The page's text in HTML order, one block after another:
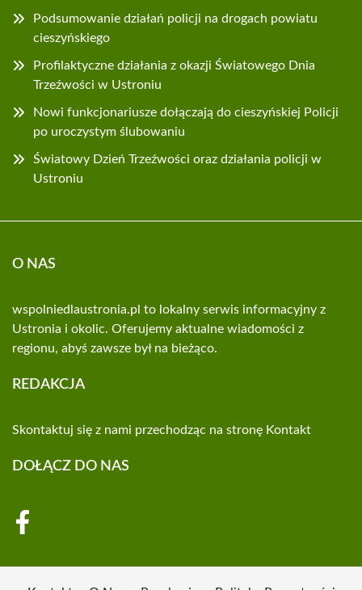
Podsumowanie działań policji na drogach powiatu
cieszyńskiego
Profilaktyczne działania z okazji Światowego Dnia
Trzeźwości w Ustroniu
Nowi funkcjonariusze dołączają do cieszyńskiej Policji
po uroczystym ślubowaniu
Światowy Dzień Trzeźwości oraz działania policji w
Ustroniu
O NAS
wspolniedlaustronia.pl to lokalny serwis informacyjny z
Ustronia i okolic. Oferujemy aktualne wiadomości z
regionu, abyś zawsze był na bieżąco.
REDAKCJA
Skontaktuj się z nami przechodząc na stronę Kontakt
DOŁĄCZ DO NAS